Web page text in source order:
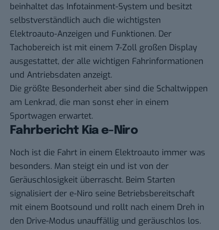
beinhaltet das Infotainment-System und besitzt
selbstverständlich auch die wichtigsten
Elektroauto-Anzeigen und Funktionen. Der
Tachobereich ist mit einem 7-Zoll großen Display
ausgestattet, der alle wichtigen Fahrinformationen
und Antriebsdaten anzeigt.
Die größte Besonderheit aber sind die Schaltwippen
am Lenkrad, die man sonst eher in einem
Sportwagen erwartet.
Fahrbericht Kia e-Niro
Noch ist die Fahrt in einem Elektroauto immer was
besonders. Man steigt ein und ist von der
Geräuschlosigkeit überrascht. Beim Starten
signalisiert der e-Niro seine Betriebsbereitschaft
mit einem Bootsound und rollt nach einem Dreh in
den Drive-Modus unauffällig und geräuschlos los.